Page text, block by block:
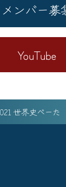
メンバー募
YouTube
世界史べーた